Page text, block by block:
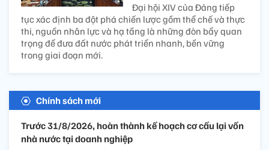
Đại hội XIV của Đảng tiếp
tục xác định ba đột phá chiến lược gồm thể chế và thực
thi, nguồn nhân lực và hạ tầng là những đòn bẩy quan
trọng để đưa đất nước phát triển nhanh, bền vững
trong giai đoạn mới.
Chính sách mới
Trước 31/8/2026, hoàn thành kế hoạch cơ cấu lại vốn
nhà nước tại doanh nghiệp